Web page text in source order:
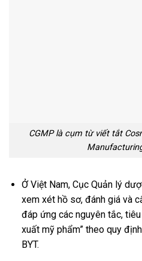
CGMP là cụm từ viết tắt
Manufacturing
Ở Việt Nam, Cục Quản lý
xem xét hồ sơ, đánh giá và
đáp ứng các nguyên tắc,
xuất mỹ phẩm” theo quy
BYT.